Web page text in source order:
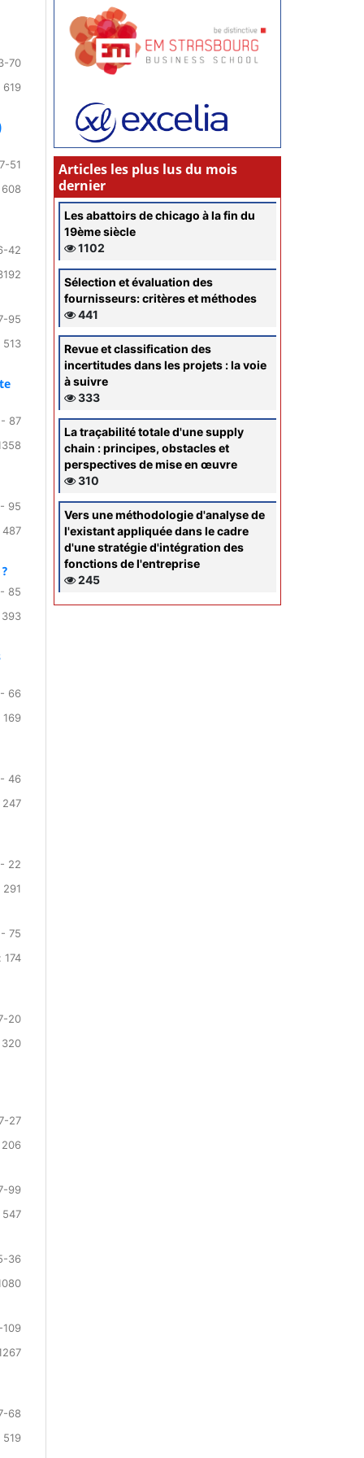
70
619
51
42
95
513
- 87
95
85
66
169
46
22
75
174
20
27
99
36
109
68
519
Articles les plus lus du mois
dernier
Les abattoirs de chicago à la fin du
19ème siècle
1102
Sélection et évaluation des
fournisseurs: critères et méthodes
441
Revue et classification des
incertitudes dans les projets : la voie
à suivre
333
La traçabilité totale d'une supply
chain : principes, obstacles et
perspectives de mise en œuvre
310
Vers une méthodologie d'analyse de
l'existant appliquée dans le cadre
d'une stratégie d'intégration des
fonctions de l'entreprise
245